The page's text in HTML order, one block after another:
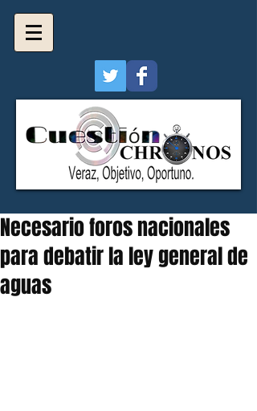
Necesario foros nacionales
para debatir la ley general de
aguas